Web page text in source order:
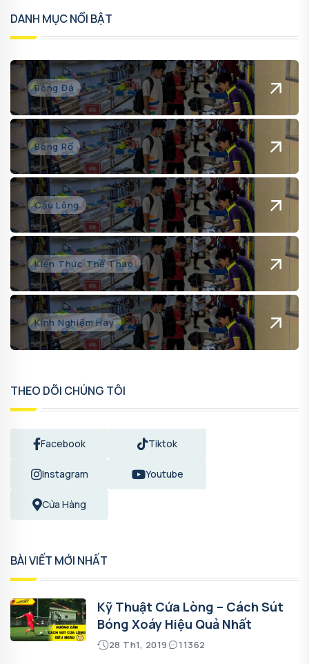
DANH MỤC NỔI BẬT
Bóng Đá
Bóng Rổ
Cầu Lông
Kiến Thức Thể Thao
Kinh Nghiệm Hay
THEO DÕI CHÚNG TÔI
Facebook Tiktok
Instagram Youtube
Cửa Hàng
BÀI VIẾT MỚI NHẤT
Kỹ Thuật Cứa Lòng – Cách Sút
Bóng Xoáy Hiệu Quả Nhất
28 Th1, 2019 11362